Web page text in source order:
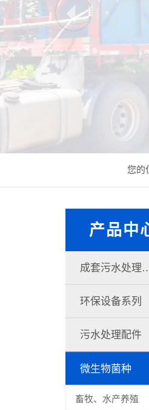
您的
产品中
成套污水
环保设备系列
污水处理配件
微生物菌种
畜牧、水产养殖